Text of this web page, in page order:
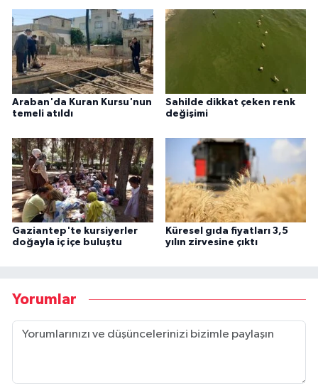
Araban'da Kuran Kursu'nun
temeli atıldı
Sahilde dikkat çeken renk
değişimi
Gaziantep'te kursiyerler
doğayla iç içe buluştu
Küresel gıda fiyatları 3,5
yılın zirvesine çıktı
Yorumlar